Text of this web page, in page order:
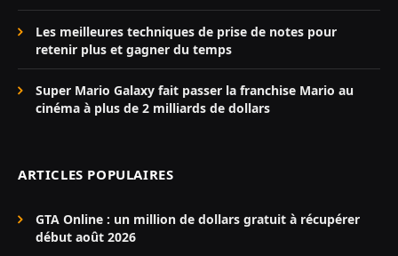
Les meilleures techniques de prise de notes pour
retenir plus et gagner du temps
Super Mario Galaxy fait passer la franchise Mario au
cinéma à plus de 2 milliards de dollars
ARTICLES POPULAIRES
GTA Online : un million de dollars gratuit à récupérer
début août 2026